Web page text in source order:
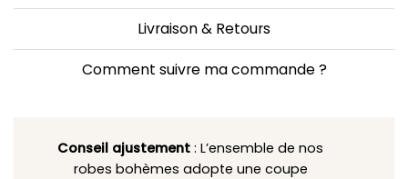
Livraison & Retours
Comment suivre ma commande ?
Conseil ajustement : L’ensemble de nos
robes bohèmes adopte une coupe